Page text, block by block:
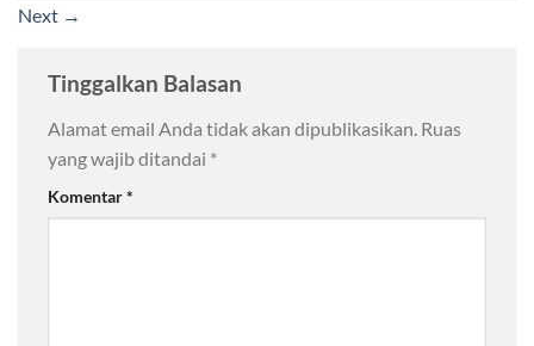
Next →
Tinggalkan Balasan
Alamat email Anda tidak akan dipublikasikan. Ruas
yang wajib ditandai *
Komentar*